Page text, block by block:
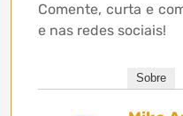
Comente, curta e
e nas redes sociais!
Sobre